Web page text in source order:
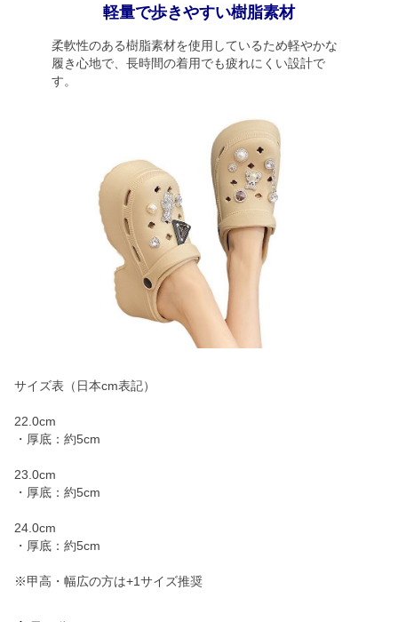
軽量で歩きやすい樹脂素材
柔軟性のある樹脂素材を使用しているため軽やかな
履き心地で、長時間の着用でも疲れにくい設計で
す。
サイズ表（日本cm表記）
22.0cm
・厚底：約5cm
23.0cm
・厚底：約5cm
24.0cm
・厚底：約5cm
※甲高・幅広の方は+1サイズ推奨